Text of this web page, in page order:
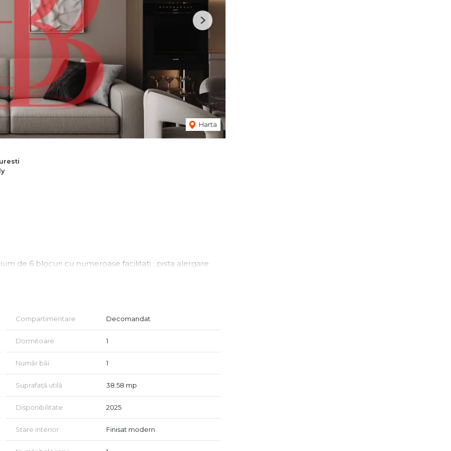
Harta
Next
de 6 blocuri cu numeroase facilitati : pista alergare
comerciale ale cartierului Titan: Auchan Titan, Iris
.Constructia imobilului este realizata pe cadre
Compartimentare Decomandat
Dormitoare 1
Număr băi 1
Suprafață utilă 38.58 mp
Disponibilitate 2025
Stare interior Finisat modern